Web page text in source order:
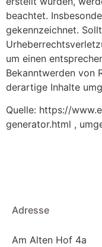
beachtet.
gekennzeichnet.
um einen
Bekanntwerden von
derartige Inhalte
Quelle: https://
generator.html ,
Adresse
Am Alten Hof 4a